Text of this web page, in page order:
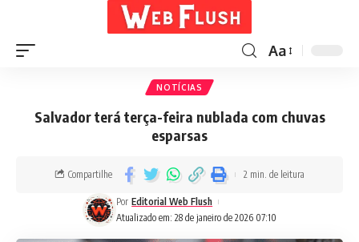
Aa
NOTÍCIAS
Salvador terá terça-feira nublada com chuvas
esparsas
Atualizado em: 28 de janeiro de 2026 07:10
Por Editorial Web Flush
Compartilhe 2 min. de leitura